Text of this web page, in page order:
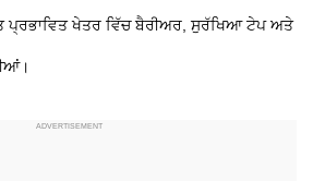
ਪ੍ਰਭਾਵਿਤ ਖੇਤਰ ਵਿੱਚ ਬੈਰੀਅਰ, ਸੁਰੱਖਿਆ ਟੇਪ ਅਤੇ